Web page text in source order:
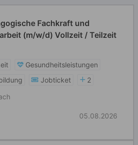
Fachkraft und
(m/w/d) Vollzeit / Teilzeit
Gesundheitsleistungen
Jobticket
2
05.08.2026